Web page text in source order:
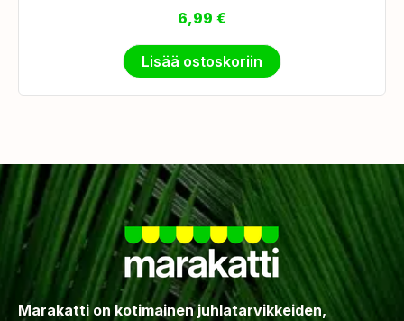
6,99 €
Lisää ostoskoriin
Marakatti on kotimainen juhlatarvikkeiden,